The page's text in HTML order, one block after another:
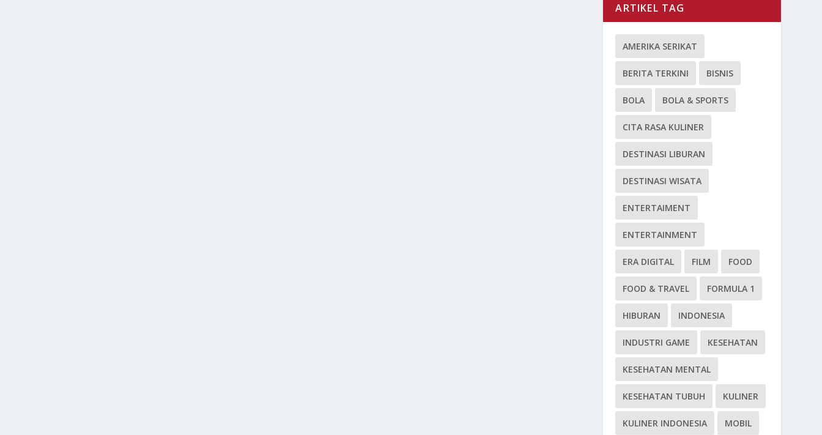
ARTIKEL TAG
AMERIKA SERIKAT
BERITA TERKINI BISNIS
BOLA BOLA & SPORTS
CITA RASA KULINER
DESTINASI LIBURAN
DESTINASI WISATA
ENTERTAIMENT
ENTERTAINMENT
ERA DIGITAL FILM FOOD
FOOD & TRAVEL FORMULA 1
HIBURAN INDONESIA
INDUSTRI GAME KESEHATAN
KESEHATAN MENTAL
KESEHATAN TUBUH KULINER
KULINER INDONESIA MOBIL